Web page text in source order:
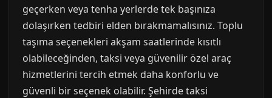
geçerken veya tenha yerlerde tek başınıza
dolaşırken tedbiri elden bırakmamalısınız. Toplu
taşıma seçenekleri akşam saatlerinde kısıtlı
olabileceğinden, taksi veya güvenilir özel araç
hizmetlerini tercih etmek daha konforlu ve
güvenli bir seçenek olabilir. Şehirde taksi